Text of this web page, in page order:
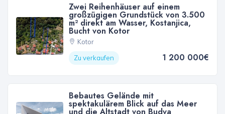
Zwei Reihenhäuser auf einem
großzügigen Grundstück von 3.500
m² direkt am Wasser, Kostanjica,
Bucht von Kotor
Kotor
Zu verkaufen
1 200 000€
Bebautes Gelände mit
spektakulärem Blick auf das Meer